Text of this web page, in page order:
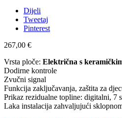
Dijeli
Tweetaj
Pinterest
267,00 €
Vrsta ploče: Električna s
Dodirne kontrole
Zvučni signal
Funkcija zaključavanja, zaštita za
Prikaz rezidualne topline: digitalni, 7
Laka instalacija zahvaljujući